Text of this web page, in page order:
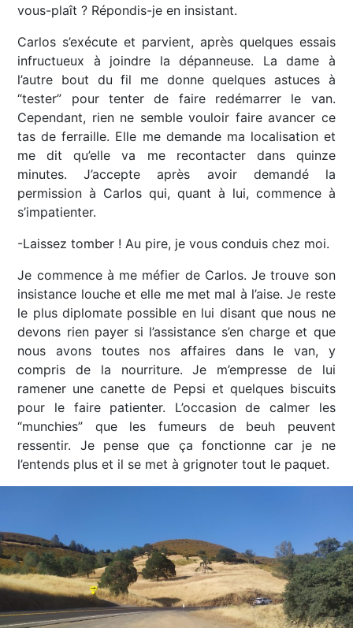
vous-plaît ? Répondis-je en insistant.
Carlos s’exécute et parvient, après quelques essais
infructueux à joindre la dépanneuse. La dame à
l’autre bout du fil me donne quelques astuces à
“tester” pour tenter de faire redémarrer le van.
Cependant, rien ne semble vouloir faire avancer ce
tas de ferraille. Elle me demande ma localisation et
me dit qu’elle va me recontacter dans quinze
minutes. J’accepte après avoir demandé la
permission à Carlos qui, quant à lui, commence à
s’impatienter.
-Laissez tomber ! Au pire, je vous conduis chez moi.
Je commence à me méfier de Carlos. Je trouve son
insistance louche et elle me met mal à l’aise. Je reste
le plus diplomate possible en lui disant que nous ne
devons rien payer si l’assistance s’en charge et que
nous avons toutes nos affaires dans le van, y
compris de la nourriture. Je m’empresse de lui
ramener une canette de Pepsi et quelques biscuits
pour le faire patienter. L’occasion de calmer les
“munchies” que les fumeurs de beuh peuvent
ressentir. Je pense que ça fonctionne car je ne
l’entends plus et il se met à grignoter tout le paquet.